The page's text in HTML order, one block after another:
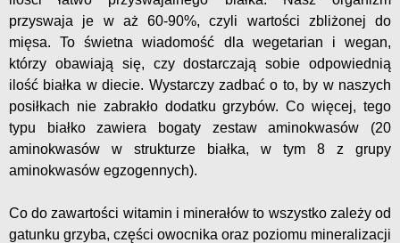
przyswaja je w aż 60-90%, czyli wartości zbliżonej do
mięsa. To świetna wiadomość dla wegetarian i wegan,
którzy obawiają się, czy dostarczają sobie odpowiednią
ilość białka w diecie. Wystarczy zadbać o to, by w naszych
posiłkach nie zabrakło dodatku grzybów. Co więcej, tego
typu białko zawiera bogaty zestaw aminokwasów (20
aminokwasów w strukturze białka, w tym 8 z grupy
aminokwasów egzogennych).
Co do zawartości witamin i minerałów to wszystko zależy od
gatunku grzyba, części owocnika oraz poziomu mineralizacji